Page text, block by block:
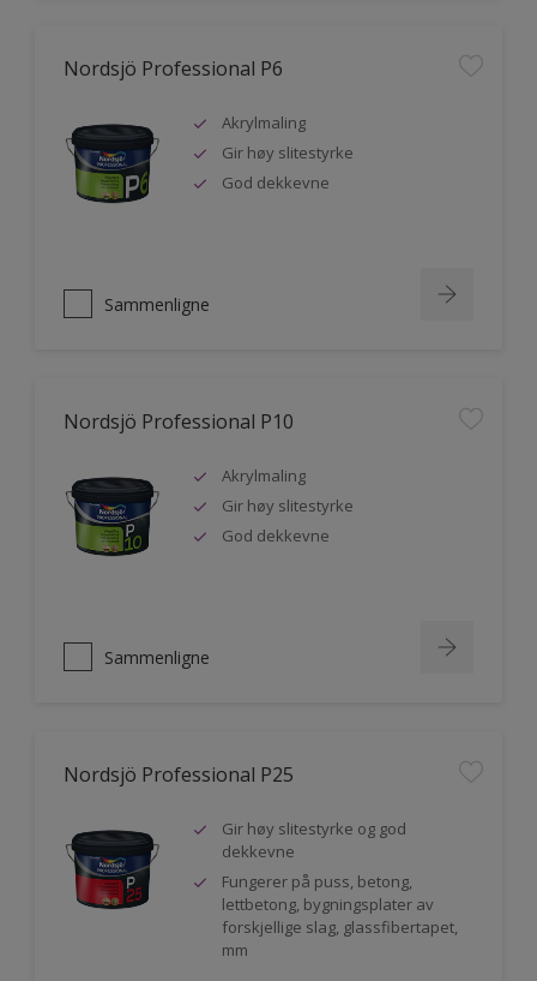
Nordsjö Professional P6
Akrylmaling
Gir høy slitestyrke
God dekkevne
Sammenligne
Nordsjö Professional P10
Akrylmaling
Gir høy slitestyrke
God dekkevne
Sammenligne
Nordsjö Professional P25
Gir høy slitestyrke og god
dekkevne
Fungerer på puss, betong,
lettbetong, bygningsplater av
forskjellige slag, glassfibertapet,
mm